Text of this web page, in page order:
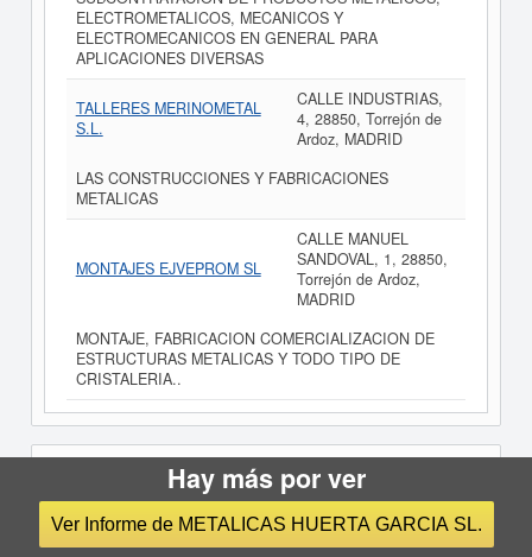
ELECTROMETALICOS, MECANICOS Y
ELECTROMECANICOS EN GENERAL PARA
APLICACIONES DIVERSAS
TALLERES MERINOMETAL
S.L.
CALLE INDUSTRIAS,
4, 28850, Torrejón de
Ardoz, MADRID
LAS CONSTRUCCIONES Y FABRICACIONES
METALICAS
MONTAJES EJVEPROM SL
CALLE MANUEL
SANDOVAL, 1, 28850,
Torrejón de Ardoz,
MADRID
MONTAJE, FABRICACION COMERCIALIZACION DE
ESTRUCTURAS METALICAS Y TODO TIPO DE
CRISTALERIA..
Preguntas frecuentes sobre
METALICAS HUERTA GARCIA
SL.
Hay más por ver
Ver Informe de METALICAS HUERTA GARCIA SL.